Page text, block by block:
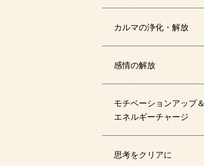
カルマの浄化・解放
感情の解放
モチベーションアップ＆
エネルギーチャージ
思考をクリアに